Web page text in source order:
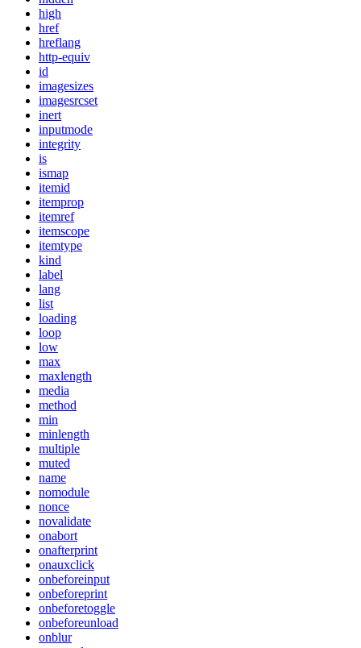
high
href
hreflang
http-equiv
id
imagesizes
imagesrcset
inert
inputmode
integrity
is
ismap
itemid
itemprop
itemref
itemscope
itemtype
kind
label
lang
list
loading
loop
low
max
maxlength
media
method
min
minlength
multiple
muted
name
nomodule
nonce
novalidate
onabort
onafterprint
onauxclick
onbeforeinput
onbeforeprint
onbeforetoggle
onbeforeunload
onblur